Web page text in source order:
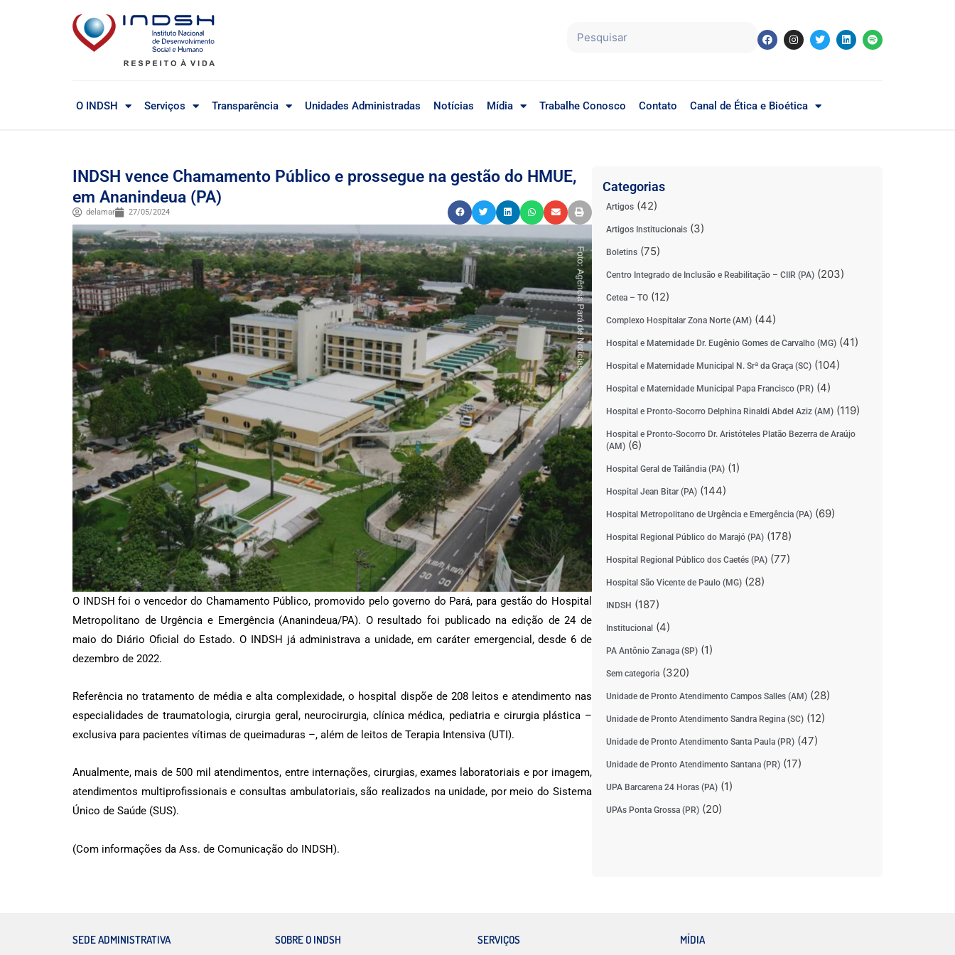
O INDSH Serviços Transparência Unidades Administradas Notícias Mídia Trabalhe Conosco Contato Canal de Ética e Bioética
INDSH vence Chamamento Público e prossegue na gestão do HMUE,
em Ananindeua (PA)
delamar 27/05/2024
O INDSH foi o vencedor do Chamamento Público, promovido pelo governo do Pará, para gestão do Hospital
Metropolitano de Urgência e Emergência (Ananindeua/PA). O resultado foi publicado na edição de 24 de
maio do Diário Oficial do Estado. O INDSH já administrava a unidade, em caráter emergencial, desde 6 de
dezembro de 2022.
Referência no tratamento de média e alta complexidade, o hospital dispõe de 208 leitos e atendimento nas
especialidades de traumatologia, cirurgia geral, neurocirurgia, clínica médica, pediatria e cirurgia plástica –
exclusiva para pacientes vítimas de queimaduras –, além de leitos de Terapia Intensiva (UTI).
Anualmente, mais de 500 mil atendimentos, entre internações, cirurgias, exames laboratoriais e por imagem,
atendimentos multiprofissionais e consultas ambulatoriais, são realizados na unidade, por meio do Sistema
Único de Saúde (SUS).
(Com informações da Ass. de Comunicação do INDSH).
Categorias
Artigos(42)
Artigos Institucionais(3)
Boletins(75)
Centro Integrado de Inclusão e Reabilitação – CIIR (PA)(203)
Cetea – TO(12)
Complexo Hospitalar Zona Norte (AM)(44)
Hospital e Maternidade Dr. Eugênio Gomes de Carvalho (MG)(41)
Hospital e Maternidade Municipal N. Srª da Graça (SC)(104)
Hospital e Maternidade Municipal Papa Francisco (PR)(4)
Hospital e Pronto-Socorro Delphina Rinaldi Abdel Aziz (AM)(119)
Hospital e Pronto-Socorro Dr. Aristóteles Platão Bezerra de Araújo
(AM)(6)
Hospital Geral de Tailândia (PA)(1)
Hospital Jean Bitar (PA)(144)
Hospital Metropolitano de Urgência e Emergência (PA)(69)
Hospital Regional Público do Marajó (PA)(178)
Hospital Regional Público dos Caetés (PA)(77)
Hospital São Vicente de Paulo (MG)(28)
INDSH (187)
Institucional(4)
PA Antônio Zanaga (SP)(1)
Sem categoria(320)
Unidade de Pronto Atendimento Campos Salles (AM)(28)
Unidade de Pronto Atendimento Sandra Regina (SC)(12)
Unidade de Pronto Atendimento Santa Paula (PR)(47)
Unidade de Pronto Atendimento Santana (PR)(17)
UPA Barcarena 24 Horas (PA)(1)
UPAs Ponta Grossa (PR)(20)
SEDE ADMINISTRATIVA SOBRE O INDSH SERVIÇOS MÍDIA